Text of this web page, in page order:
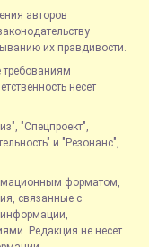
авторов
их правдивости.
требованиям
несет
"Спецпроект",
и "Резонанс",
форматом,
связанные с
информации,
Редакция не несет